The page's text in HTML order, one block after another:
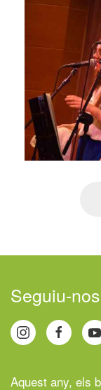
Seguiu-nos
Aquest any, els